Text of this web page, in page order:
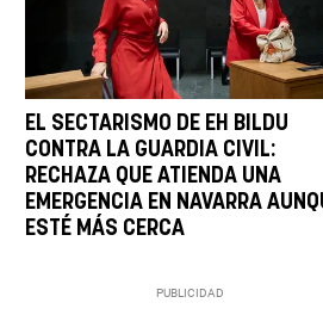
EL SECTARISMO DE EH BILDU
CONTRA LA GUARDIA CIVIL:
RECHAZA QUE ATIENDA UNA
EMERGENCIA EN NAVARRA
ESTÉ MÁS CERCA